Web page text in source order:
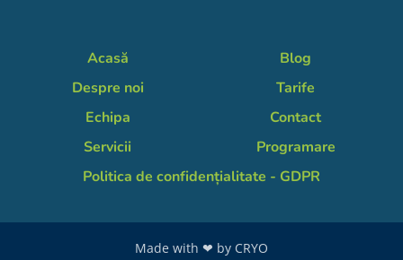
Acasă
Despre noi
Echipa
Servicii
Blog
Tarife
Contact
Programare
Politica de confidențialitate - GDPR
Made with ❤ by CRYO